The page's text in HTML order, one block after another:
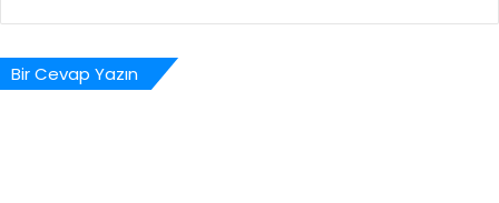
Bir Cevap Yazın